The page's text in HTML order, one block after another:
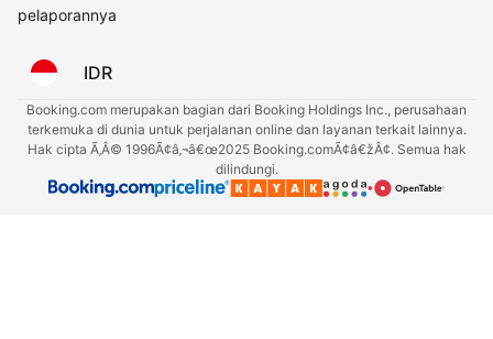
pelaporannya
IDR
Booking.com merupakan bagian dari Booking Holdings Inc., perusahaan
terkemuka di dunia untuk perjalanan online dan layanan terkait lainnya.
Hak cipta Ã‚Â© 1996Ã¢â‚¬â€œ2025 Booking.comÃ¢â€žÂ¢. Semua hak
dilindungi.